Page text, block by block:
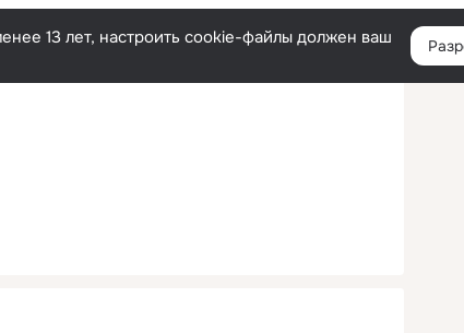
13 лет, настроить cookie-файлы должен ваш